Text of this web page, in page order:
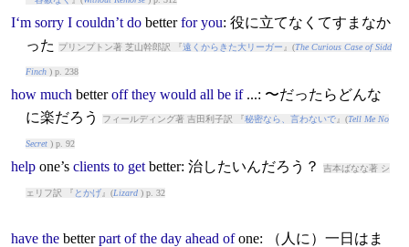
I‘m sorry I couldn’t do better for you: 役に立てなくてすまなか
った
プリンプトン著 芝山幹郎訳 『遠くからきた大リーガー 』(The Curious Case of Sidd
Finch) p. 238
how much better off they would all be if...: 〜だったらどんな
に楽だろう
フィールディング著 吉田利子訳 『秘密なら、言わないで』(Tell Me No
Secret) p. 92
helpone’s clients to get better: 治したいんだろう？ 吉本ばなな著 シ
ェリフ訳 『 とかげ』(Lizard) p. 32
have the better part of the day ahead ofone: （人に）一日はま